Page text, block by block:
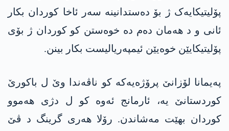
پۆلیتیکایەک ژ بۆ دەستدانینە سەر ئاخا کوردان بکار
ئانی و د هەمان دەم دە خوەستن کو کوردان ژ بۆی
پۆلیتیکایێن خوەیێن ئیمپەریالیست بکار بینن.
پەیمانا لۆزانێ پرۆژەیەکە کو ناڤەندا وێ ل باکورێ
کوردستانێ یە، ئارمانج ئەوە کو ل دژی ھەموو
کوردان بهێت مەشاندن. رۆلا ھەری گرینگ د ڤێ